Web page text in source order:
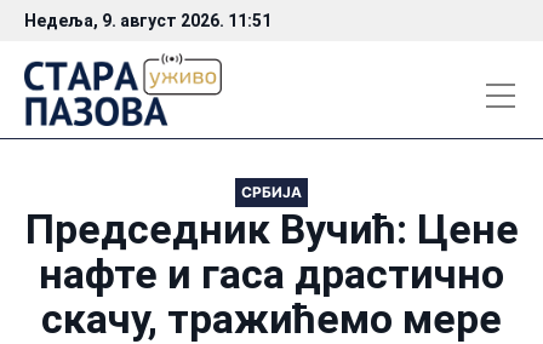
Недеља, 9. август 2026. 11:51
СРБИЈА
Председник Вучић: Цене
нафте и гаса драстично
скачу, тражићемо мере